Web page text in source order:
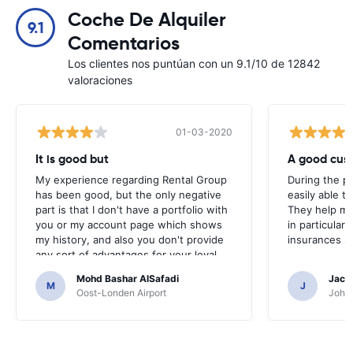
9.1
Coche De Alquiler
Comentarios
Los clientes nos puntúan con un 9.1/10 de 12842
valoraciones
01-03-2020
It is good but
My experience regarding Rental Group
has been good, but the only negative
part is that I don't have a portfolio with
you or my account page which shows
my history, and also you don't provide
any sort of advantages for your loyal
customers.
M
Mohd Bashar AlSafadi
Oost-Londen Airport
A good
During the
easily able
They help
in particular
insurances
J